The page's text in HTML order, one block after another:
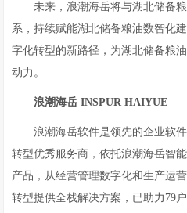
未来，浪潮海岳将与湖北储备
系，持续赋能湖北储备粮油数智化
字化转型的新路径，为湖北储备粮
动力。
浪潮海岳 INSPUR HAIYUE
浪潮海岳软件是领先的企业软
转型优秀服务商，依托浪潮海岳智
产品，从经营管理数字化和生产运
转型提供全栈解决方案，已助力79